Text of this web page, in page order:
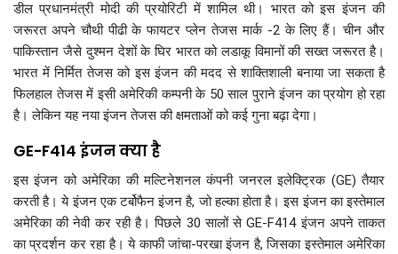
डील प्रधानमंत्री मोदी की प्रयोरिटी में शामिल थी। भारत को इस इंजन की
जरूरत अपने चौथी पीढी के फायटर प्लेन तेजस मार्क -2 के लिए हैं। चीन और
पाकिस्तान जैसे दुश्मन देशों के घिर भारत को लडाकू विमानों की सख्त जरूरत है।
भारत में निर्मित तेजस को इस इंजन की मदद से शाक्तिशाली बनाया जा सकता है
फिलहाल तेजस में इसी अमेरिकी कम्पनी के 50 साल पुराने इंजन का प्रयोग हो रहा
है। लेकिन यह नया इंजन तेजस की क्षमताओं को कई गुना बढ़ा देगा।
GE-F414 इंजन क्या है
इस इंजन को अमेरिका की मल्टिनेशनल कंपनी जनरल इलेक्ट्रिक (GE) तैयार
करती है। ये इंजन एक टर्बोफैन इंजन है, जो हल्का होता है। इस इंजन का इस्तेमाल
अमेरिका की नेवी कर रही है। पिछले 30 सालों से GE-F414 इंजन अपने ताकत
का प्रदर्शन कर रहा है। ये काफी जांचा-परखा इंजन है, जिसका इस्तेमाल अमेरिका